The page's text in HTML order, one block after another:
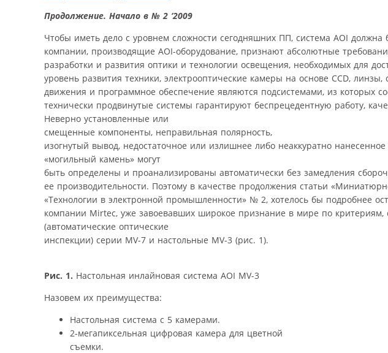
Продолжение. Начало в № 2 ‘2009
Чтобы иметь дело с уровнем сложности сегодняшних ПП, система AOI
компании, производящие AOI-оборудование, признают абсолютные
разработки и развития оптики и технологии освещения, необходимых для
уровень развития техники, электрооптические камеры на основе CCD,
движения и программное обеспечение являются подсистемами, из которых
технически продвинутые системы гарантируют беспрецедентную работу,
Неверно установленные или
смещенные компоненты, неправильная полярность,
изогнутый вывод, недостаточное или излишнее либо неаккуратно
«могильный камень» могут
быть определены и проанализированы автоматически без замедления
ее производительности. Поэтому в качестве продолжения статьи
«Технологии в электронной промышленности» № 2, хотелось бы подробнее
компании Mirtec, уже завоевавших широкое признание в мире по
(автоматические оптические
инспекции) серии MV-7 и настольные MV-3 (рис. 1).
Рис. 1. Настольная инлайновая система AOI MV-3
Назовем их преимущества:
Настольная система с 5 камерами.
2-мегапиксельная цифровая камера для цветной
съемки.